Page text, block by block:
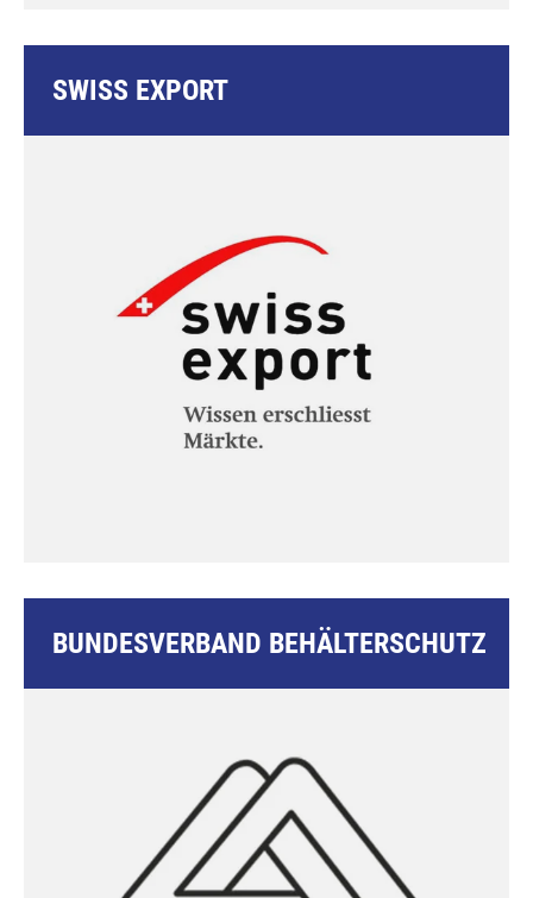
SWISS EXPORT
BUNDESVERBAND BEHÄLTERSCHUTZ